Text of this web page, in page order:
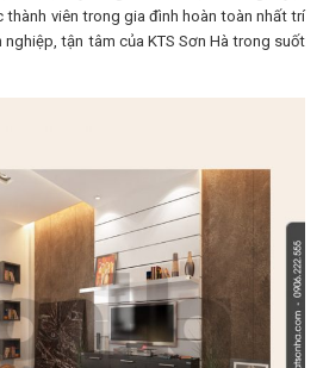
thành viên trong gia đình hoàn toàn nhất trí
nghiệp, tận tâm của KTS Sơn Hà trong suốt